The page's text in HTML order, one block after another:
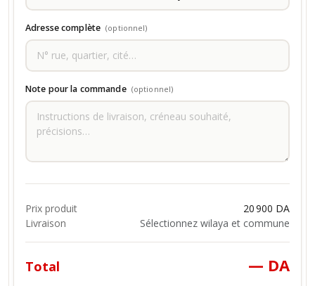
Adresse complète (optionnel)
Note pour la commande (optionnel)
Prix produit
20 900 DA
Livraison
Sélectionnez wilaya et commune
Total — DA